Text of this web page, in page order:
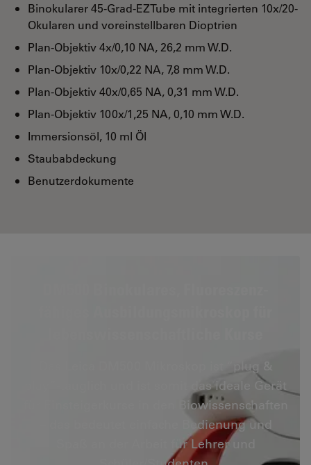
Binokularer 45-Grad-EZTube mit integrierten 10x/20-
Okularen und voreinstellbaren Dioptrien
Plan-Objektiv 4x/0,10 NA, 26,2 mm W.D.
Plan-Objektiv 10x/0,22 NA, 7,8 mm W.D.
Plan-Objektiv 40x/0,65 NA, 0,31 mm W.D.
Plan-Objektiv 100x/1,25 NA, 0,10 mm W.D.
Immersionsöl, 10 ml Öl
Staubabdeckung
Benutzerdokumente
Das Leica DM500 Mikroskop ist “plug &
play”-tauglich und ist somit das ideale Gerät
für Einsteigerkurse in den Biowissenschaften
– das bedeutet einfache Bedienung und
Spaß an der Arbeit für Lehrer und